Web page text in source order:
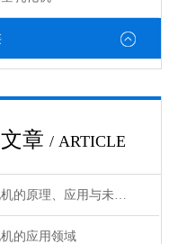
章 / ARTICLE
纳米乳化机的原理、应用与未来发展
的应用领域